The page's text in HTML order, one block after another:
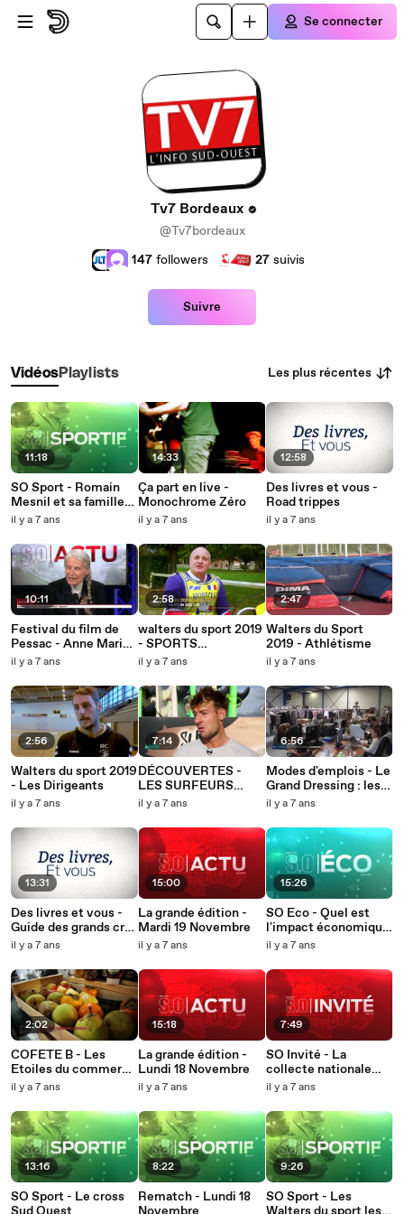
Passer au contenu principal
Se connecter
Tv7 Bordeaux
@Tv7bordeaux
147 followers 27 suivis
Suivre
VidéosPlaylists Les plus récentes
11:18
SO Sport - Romain
Mesnil et sa famille
autour du monde
il y a 7 ans
10:11
Festival du film de
Pessac - Anne Marie
Cocula
il y a 7 ans
2:56
Walters du sport 2019
- Les Dirigeants
il y a 7 ans
13:31
Des livres et vous -
Guide des grands crus
classés
il y a 7 ans
2:02
COFETE B - Les
Etoiles du commerce
et de l'artisanat de
il y a 7 ans
13:16
SO Sport - Le cross
14:33
Ça part en live -
Monochrome Zéro
il y a 7 ans
2:58
walters du sport 2019
- SPORTS
MECANIQUE
il y a 7 ans
7:14
DÉCOUVERTES -
LES SURFEURS
QUADRAS
il y a 7 ans
15:00
La grande édition -
Mardi 19 Novembre
il y a 7 ans
15:18
La grande édition -
Lundi 18 Novembre
il y a 7 ans
8:22
Rematch - Lundi 18
12:58
Des livres et vous -
Road trippes
il y a 7 ans
2:47
Walters du Sport
2019 - Athlétisme
il y a 7 ans
6:56
Modes d'emplois - Le
Grand Dressing : les
vêtements en
l’abonnement
il y a 7 ans
15:26
SO Eco - Quel est
l'impact économique
du mouvement des
?
il y a 7 ans
7:49
SO Invité - La
collecte nationale
des banques
il y a 7 ans
9:26
SO Sport - Les